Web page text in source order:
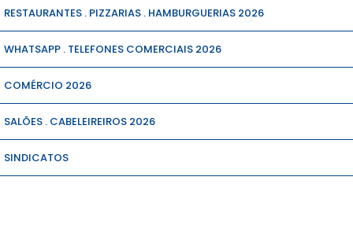
RESTAURANTES . PIZZARIAS . HAMBURGUERIAS 2026
WHATSAPP . TELEFONES COMERCIAIS 2026
COMÉRCIO 2026
SALÕES . CABELEIREIROS 2026
SINDICATOS